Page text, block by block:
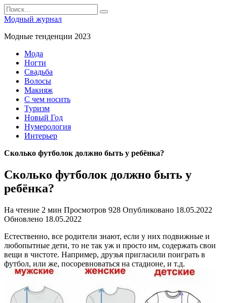
Перейти
к
содержанию
Search
for:
Модный журнал
Модные тенденции 2023
Мода
Ногти
Свадьба
Волосы
Макияж
С чем носить
Туризм
Новый Год
Нумерология
Интерьер
Сколько футболок должно быть у ребёнка?
Сколько футболок должно быть у
ребёнка?
На чтение 2 мин Просмотров 928 Опубликовано 18.05.2022
Обновлено 18.05.2022
Естественно, все родители знают, если у них подвижные и
любопытные дети, то не так уж и просто им, содержать свои
вещи в чистоте. Например, друзья пригласили поиграть в
футбол, или же, посоревноваться на стадионе, и т.д.